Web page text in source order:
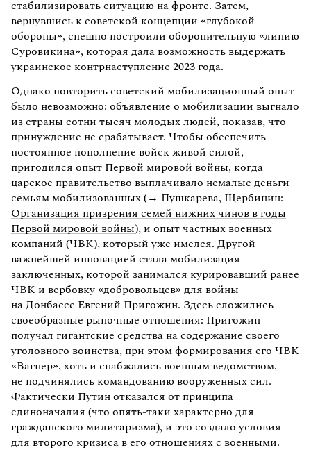
стабилизировать ситуацию на фронте. Затем,
вернувшись к советской концепции «глубокой
обороны», спешно построили оборонительную «линию
Суровикина», которая дала возможность выдержать
украинское контрнаступление 2023 года.
Однако повторить советский мобилизационный опыт
было невозможно: объявление о мобилизации выгнало
из страны сотни тысяч молодых людей, показав, что
принуждение не срабатывает. Чтобы обеспечить
постоянное пополнение войск живой силой,
пригодился опыт Первой мировой войны, когда
царское правительство выплачивало немалые деньги
семьям мобилизованных (→ Пушкарева, Щербинин:
Организация призрения семей нижних чинов в годы
Первой мировой войны), и опыт частных военных
компаний (ЧВК), который уже имелся. Другой
важнейшей инновацией стала мобилизация
заключенных, которой занимался курировавший ранее
ЧВК и вербовку «добровольцев» для войны
на Донбассе Евгений Пригожин. Здесь сложились
своеобразные рыночные отношения: Пригожин
получал гигантские средства на содержание своего
уголовного воинства, при этом формирования его ЧВК
«Вагнер», хоть и снабжались военным ведомством,
не подчинялись командованию вооруженных сил.
Фактически Путин отказался от принципа
единоначалия (что опять-таки характерно для
гражданского милитаризма), и это создало условия
для второго кризиса в его отношениях с военными.